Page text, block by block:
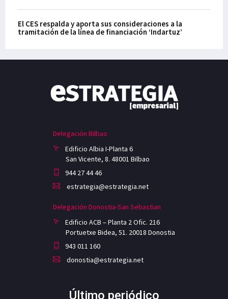
El CES respalda y aporta sus consideraciones a la
tramitación de la línea de financiación ‘Indartuz’
Delegación Bilbao
Edificio Albia I-Planta 6
San Vicente, 8. 48001 Bilbao
944 27 44 46
estrategia@estrategia.net
Delegación Donostia-San Sebastian
Edificio ACB – Planta 2 Ofic. 216
Portuetxe Bidea, 51. 20018 Donostia
943 011 160
donostia@estrategia.net
Último periódico